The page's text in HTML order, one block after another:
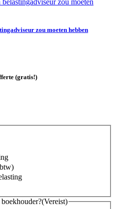
zou moeten hebben
(gratis!)
(Vereist)